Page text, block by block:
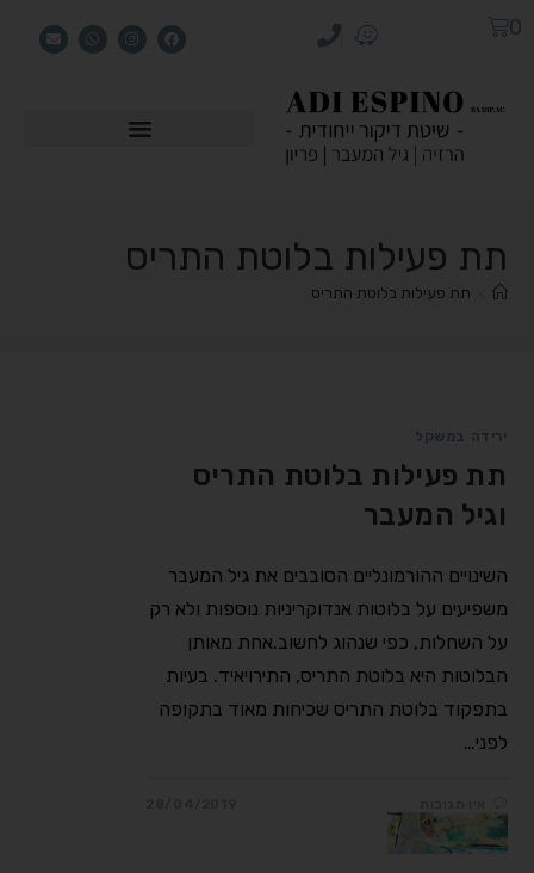
0
תת פעילות בלוטת התריס
תת פעילות בלוטת התריס
ירידה במשקל
תת פעילות בלוטת התריס
וגיל המעבר
השינויים ההורמונליים הסובבים את גיל המעבר
משפיעים על בלוטות אנדוקריניות נוספות ולא רק
על השחלות, כפי שנהוג לחשוב.אחת מאותן
הבלוטות היא בלוטת התריס, התירויאיד. בעיות
בתפקוד בלוטת התריס שכיחות מאוד בתקופה
לפני…